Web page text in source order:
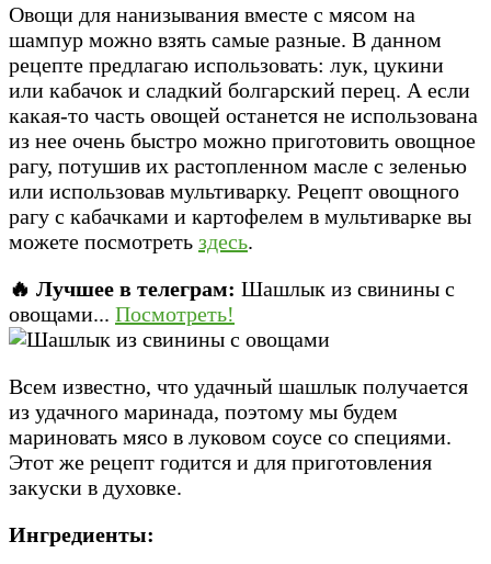
Овощи для нанизывания вместе с мясом на
шампур можно взять самые разные. В данном
рецепте предлагаю использовать: лук, цукини
или кабачок и сладкий болгарский перец. А если
какая-то часть овощей останется не использована
из нее очень быстро можно приготовить овощное
рагу, потушив их растопленном масле с зеленью
или использовав мультиварку. Рецепт овощного
рагу с кабачками и картофелем в мультиварке вы
можете посмотреть здесь.
🔥 Лучшее в телеграм: Шашлык из свинины с
овощами... Посмотреть!
Всем известно, что удачный шашлык получается
из удачного маринада, поэтому мы будем
мариновать мясо в луковом соусе со специями.
Этот же рецепт годится и для приготовления
закуски в духовке.
Ингредиенты: